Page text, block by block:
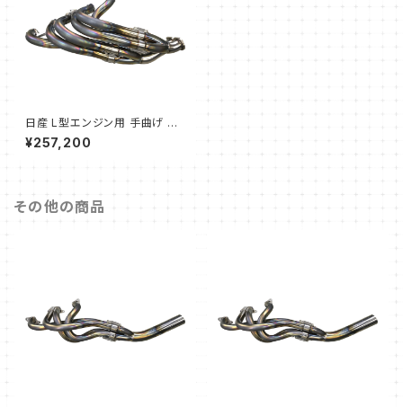
日産 L型エンジン用 手曲げ 6-
3-2モデル エキゾーストマニホ
ールド 48.6Φ
¥257,200
その他の商品